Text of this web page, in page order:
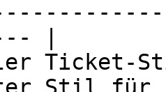
|
Ticket-